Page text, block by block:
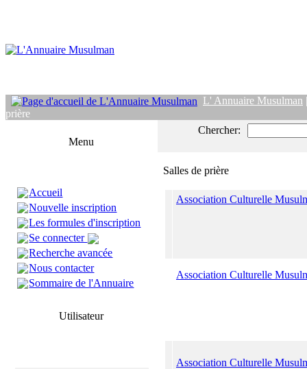
L' Annuaire Musulman
prière
Menu
Accueil
Nouvelle inscription
Les formules d'inscription
Se connecter
Recherche avancée
Nous contacter
Sommaire de l'Annuaire
Utilisateur
Chercher:
Salles de prière
Association Culturelle
Association Culturelle
Association Culturelle